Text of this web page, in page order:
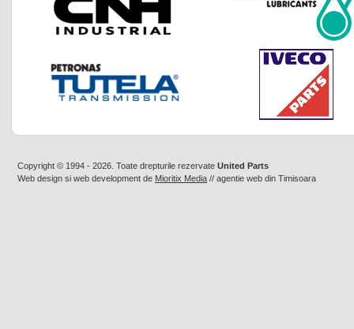
Copyright © 1994 - 2026. Toate drepturile rezervate United Parts
Web design si web development de Mioritix Media // agentie web din Timisoara